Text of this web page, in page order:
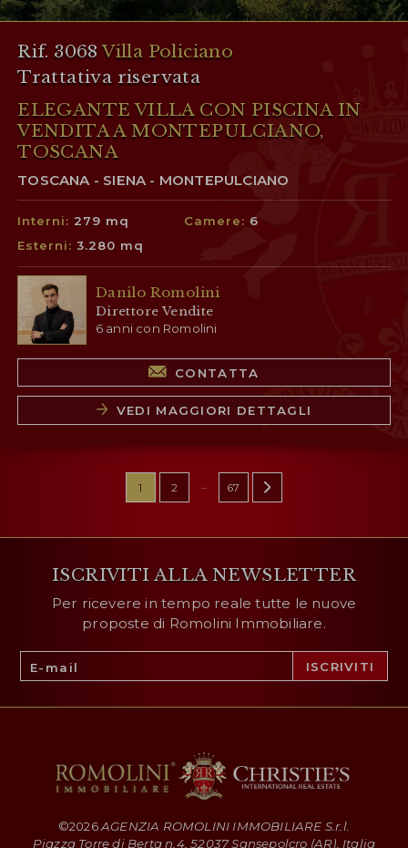
Rif. 3068Villa Policiano
Trattativa riservata
ELEGANTE VILLA CON PISCINA IN
VENDITA A MONTEPULCIANO,
TOSCANA
TOSCANA - SIENA - MONTEPULCIANO
Interni: 279 mq Camere: 6
Esterni:3.280 mq
Danilo Romolini
Direttore Vendite
6 anni con Romolini
CONTATTA
VEDI MAGGIORI DETTAGLI
1 2 ... 67
ISCRIVITI ALLA NEWSLETTER
Per ricevere in tempo reale tutte le nuove
proposte di Romolini Immobiliare.
©2026AGENZIA ROMOLINI IMMOBILIARE S.r.l.
Piazza Torre di Berta n.4, 52037 Sansepolcro (AR), Italia